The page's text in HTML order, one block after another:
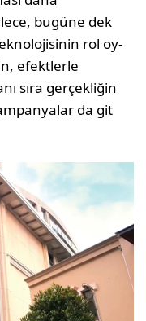
bugüne dek
rol oy­
efekt­lerle
sıra gerçekliğin
da git